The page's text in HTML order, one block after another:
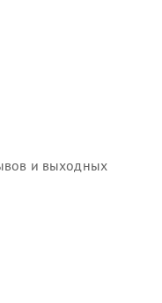
и выходных